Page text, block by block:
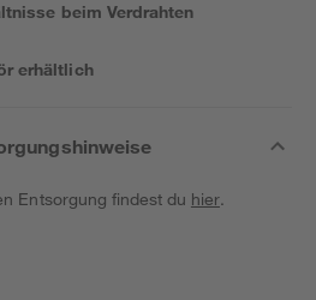
beim Verdrahten
erhältlich
Entsorgung findest du hier.